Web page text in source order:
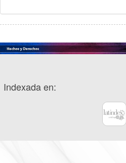
Indexada en: